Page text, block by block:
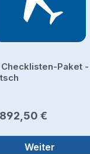
Checklisten-Paket -
Preis:
892,50 €
Weiter